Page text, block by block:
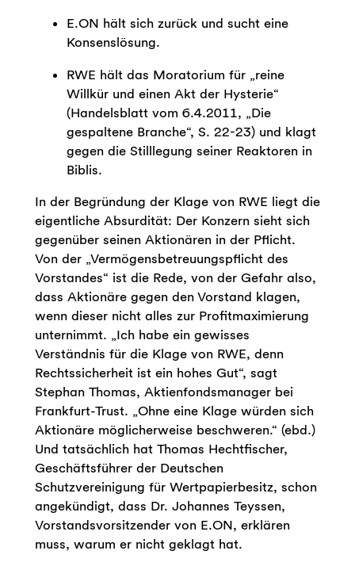
E.ON hält sich zurück und sucht eine
Konsenslösung.
RWE hält das Moratorium für „reine
Willkür und einen Akt der Hysterie“
(Handelsblatt vom 6.4.2011, „Die
gespaltene Branche“, S. 22-23) und klagt
gegen die Stilllegung seiner Reaktoren in
Biblis.
In der Begründung der Klage von RWE liegt die
eigentliche Absurdität: Der Konzern sieht sich
gegenüber seinen Aktionären in der Pflicht.
Von der „Vermögensbetreuungspflicht des
Vorstandes“ ist die Rede, von der Gefahr also,
dass Aktionäre gegen den Vorstand klagen,
wenn dieser nicht alles zur Profitmaximierung
unternimmt. „Ich habe ein gewisses
Verständnis für die Klage von RWE, denn
Rechtssicherheit ist ein hohes Gut“, sagt
Stephan Thomas, Aktienfondsmanager bei
Frankfurt-Trust. „Ohne eine Klage würden sich
Aktionäre möglicherweise beschweren.“ (ebd.)
Und tatsächlich hat Thomas Hechtfischer,
Geschäftsführer der Deutschen
Schutzvereinigung für Wertpapierbesitz, schon
angekündigt, dass Dr. Johannes Teyssen,
Vorstandsvorsitzender von E.ON, erklären
muss, warum er nicht geklagt hat.